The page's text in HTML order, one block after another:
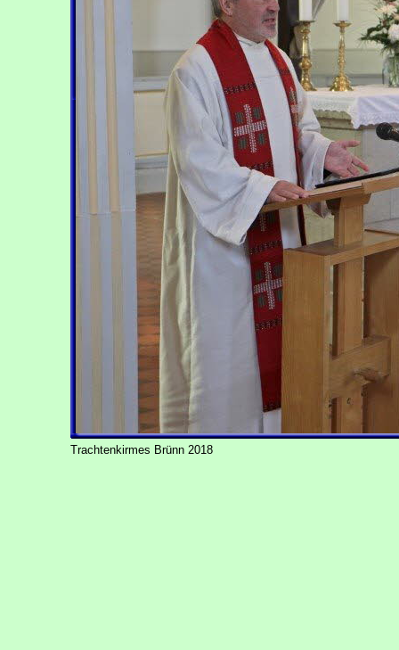
Trachtenkirmes Brünn 2018